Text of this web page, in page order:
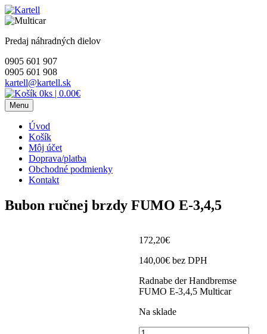
Skip
to
Predaj náhradných dielov
0905 601 907
0905 601 908
kartell@kartell.sk
0ks | 0.00€
Menu
Úvod
Košík
Môj účet
Doprava/platba
Obchodné podmienky
Kontakt
Bubon ručnej brzdy FUMO E-3,4,5
172,20€
140,00€bez DPH
Radnabe der Handbremse
FUMO E-3,4,5 Multicar
Na sklade
množstvo